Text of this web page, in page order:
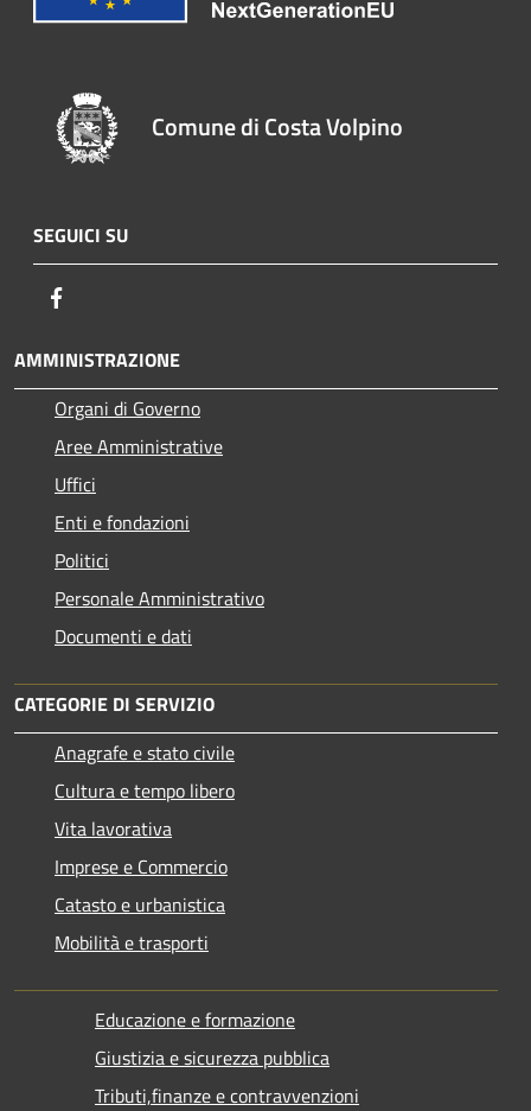
Comune di Costa Volpino
SEGUICI SU
AMMINISTRAZIONE
Organi di Governo
Aree Amministrative
Uffici
Enti e fondazioni
Politici
Personale Amministrativo
Documenti e dati
CATEGORIE DI SERVIZIO
Anagrafe e stato civile
Cultura e tempo libero
Vita lavorativa
Imprese e Commercio
Catasto e urbanistica
Mobilità e trasporti
Educazione e formazione
Giustizia e sicurezza pubblica
Tributi,finanze e contravvenzioni